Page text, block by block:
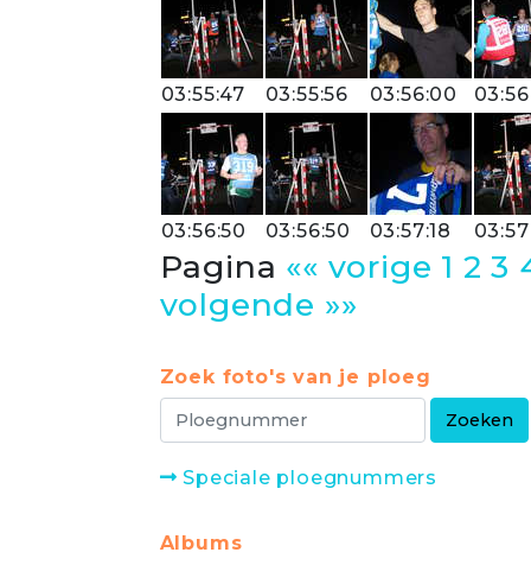
03:55:47 03:55:56 03:56:00
03:56:50 03:56:50 03:57:18
Pagina «« vorige 1 2 3
volgende »»
Zoek foto's van je ploeg
Speciale ploegnummers
Albums